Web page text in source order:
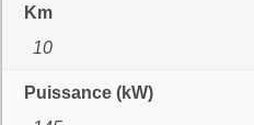
Km
10
Puissance (kW)